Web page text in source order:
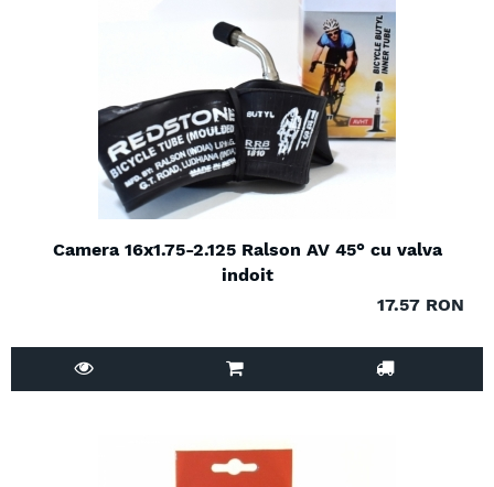
Camera 16x1.75-2.125 Ralson AV 45° cu valva
indoit
17.57 RON